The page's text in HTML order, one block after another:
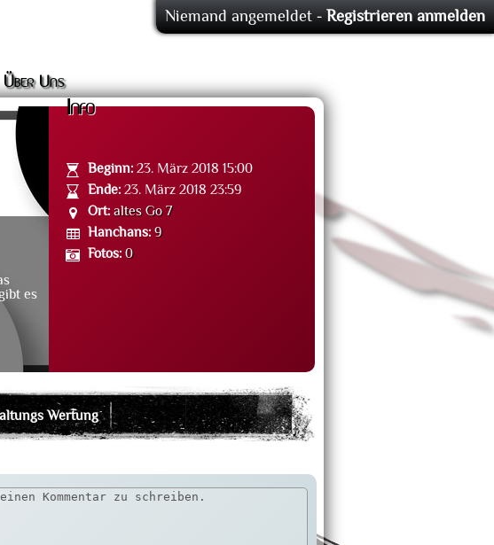
Über Uns
Info
Beginn: 23. März 2018 15:00
Ende: 23. März 2018 23:59
Ort: altes Go 7
Hanchans: 9
Fotos: 0
es
Wertung
Niemand angemeldet -Registrieren anmelden